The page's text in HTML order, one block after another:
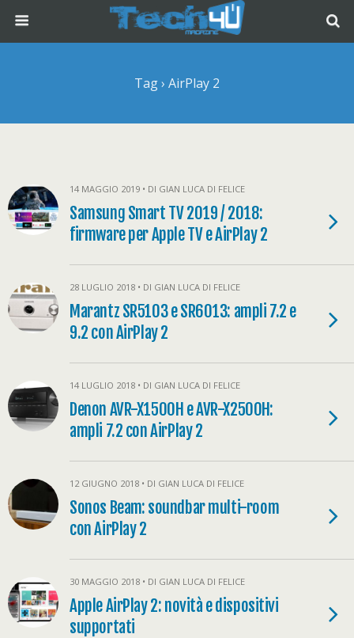
Tag › AirPlay 2
14 MAGGIO 2019 • DI GIAN LUCA DI FELICE
Samsung Smart TV 2019 / 2018:
firmware per Apple TV e AirPlay 2
28 LUGLIO 2018 • DI GIAN LUCA DI FELICE
Marantz SR5103 e SR6013: ampli 7.2 e
9.2 con AirPlay 2
14 LUGLIO 2018 • DI GIAN LUCA DI FELICE
Denon AVR-X1500H e AVR-X2500H:
ampli 7.2 con AirPlay 2
12 GIUGNO 2018 • DI GIAN LUCA DI FELICE
Sonos Beam: soundbar multi-room
con AirPlay 2
30 MAGGIO 2018 • DI GIAN LUCA DI FELICE
Apple AirPlay 2: novità e dispositivi
supportati